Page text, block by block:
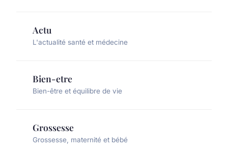
Actu
L'actualité santé et médecine
Bien-etre
Bien-être et équilibre de vie
Grossesse
Grossesse, maternité et bébé